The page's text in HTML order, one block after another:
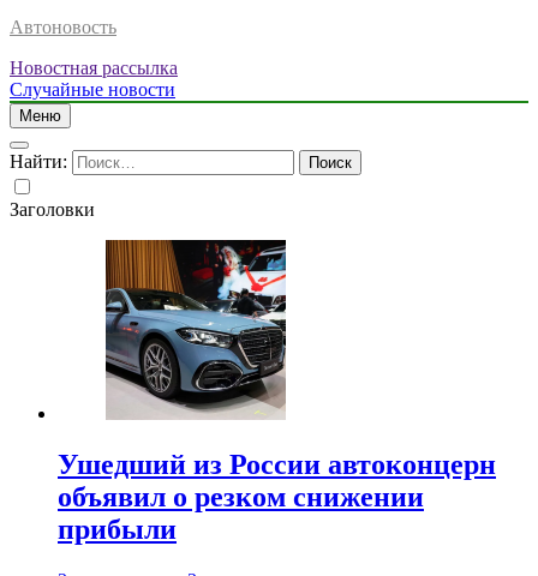
Автоновость
Новостная рассылка
Случайные новости
Меню
Найти:
Заголовки
Ушедший из России автоконцерн
объявил о резком снижении
прибыли